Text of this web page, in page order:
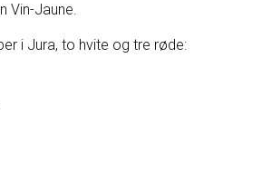
Vin-Jaune.
i Jura, to hvite og tre røde: